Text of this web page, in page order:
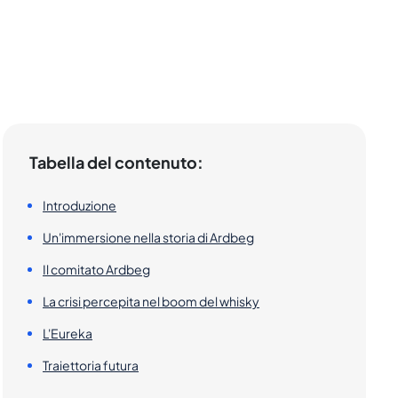
Tabella del contenuto:
Introduzione
Un'immersione nella storia di Ardbeg
Il comitato Ardbeg
La crisi percepita nel boom del whisky
L'Eureka
Traiettoria futura